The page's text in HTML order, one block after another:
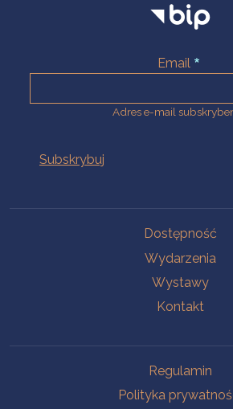
Email
Adres e-mail
Dostępność
Wydarzenia
Wystawy
Kontakt
Regulamin
Polityka